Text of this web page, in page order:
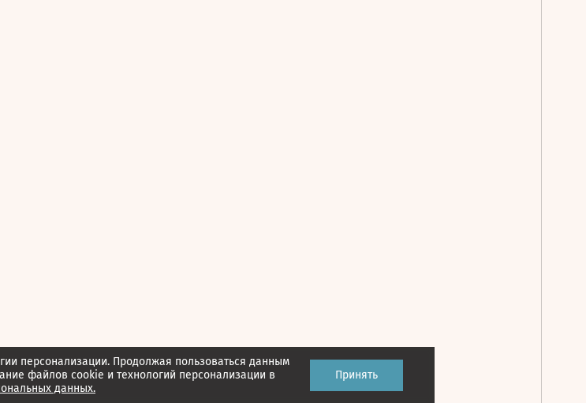
персонализации. Продолжая пользоваться данным
файлов cookie и технологий персонализации в
данных.
Принять